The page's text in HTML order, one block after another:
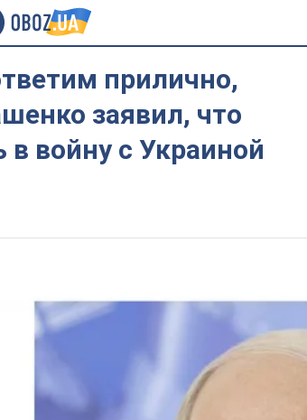
прилично,
заявил, что
в войну с Украиной